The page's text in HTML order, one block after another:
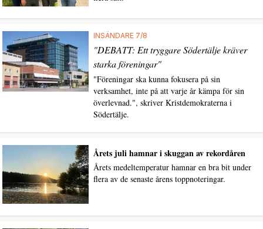
INSÄNDARE 7/8
"DEBATT: Ett tryggare Södertälje kräver
starka föreningar"
"Föreningar ska kunna fokusera på sin
verksamhet, inte på att varje år kämpa för sin
överlevnad.", skriver Kristdemokraterna i
Södertälje.
Årets juli hamnar i skuggan av rekordåren
Årets medeltemperatur hamnar en bra bit under
flera av de senaste årens toppnoteringar.